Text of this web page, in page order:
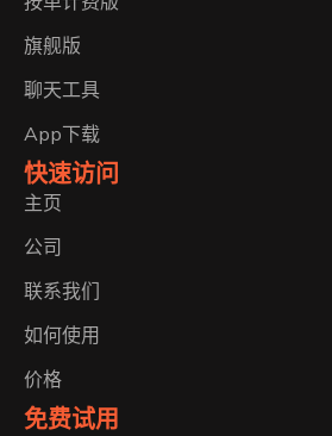
旗舰版
聊天工具
App下载
快速访问
主页
公司
联系我们
如何使用
价格
免费试用